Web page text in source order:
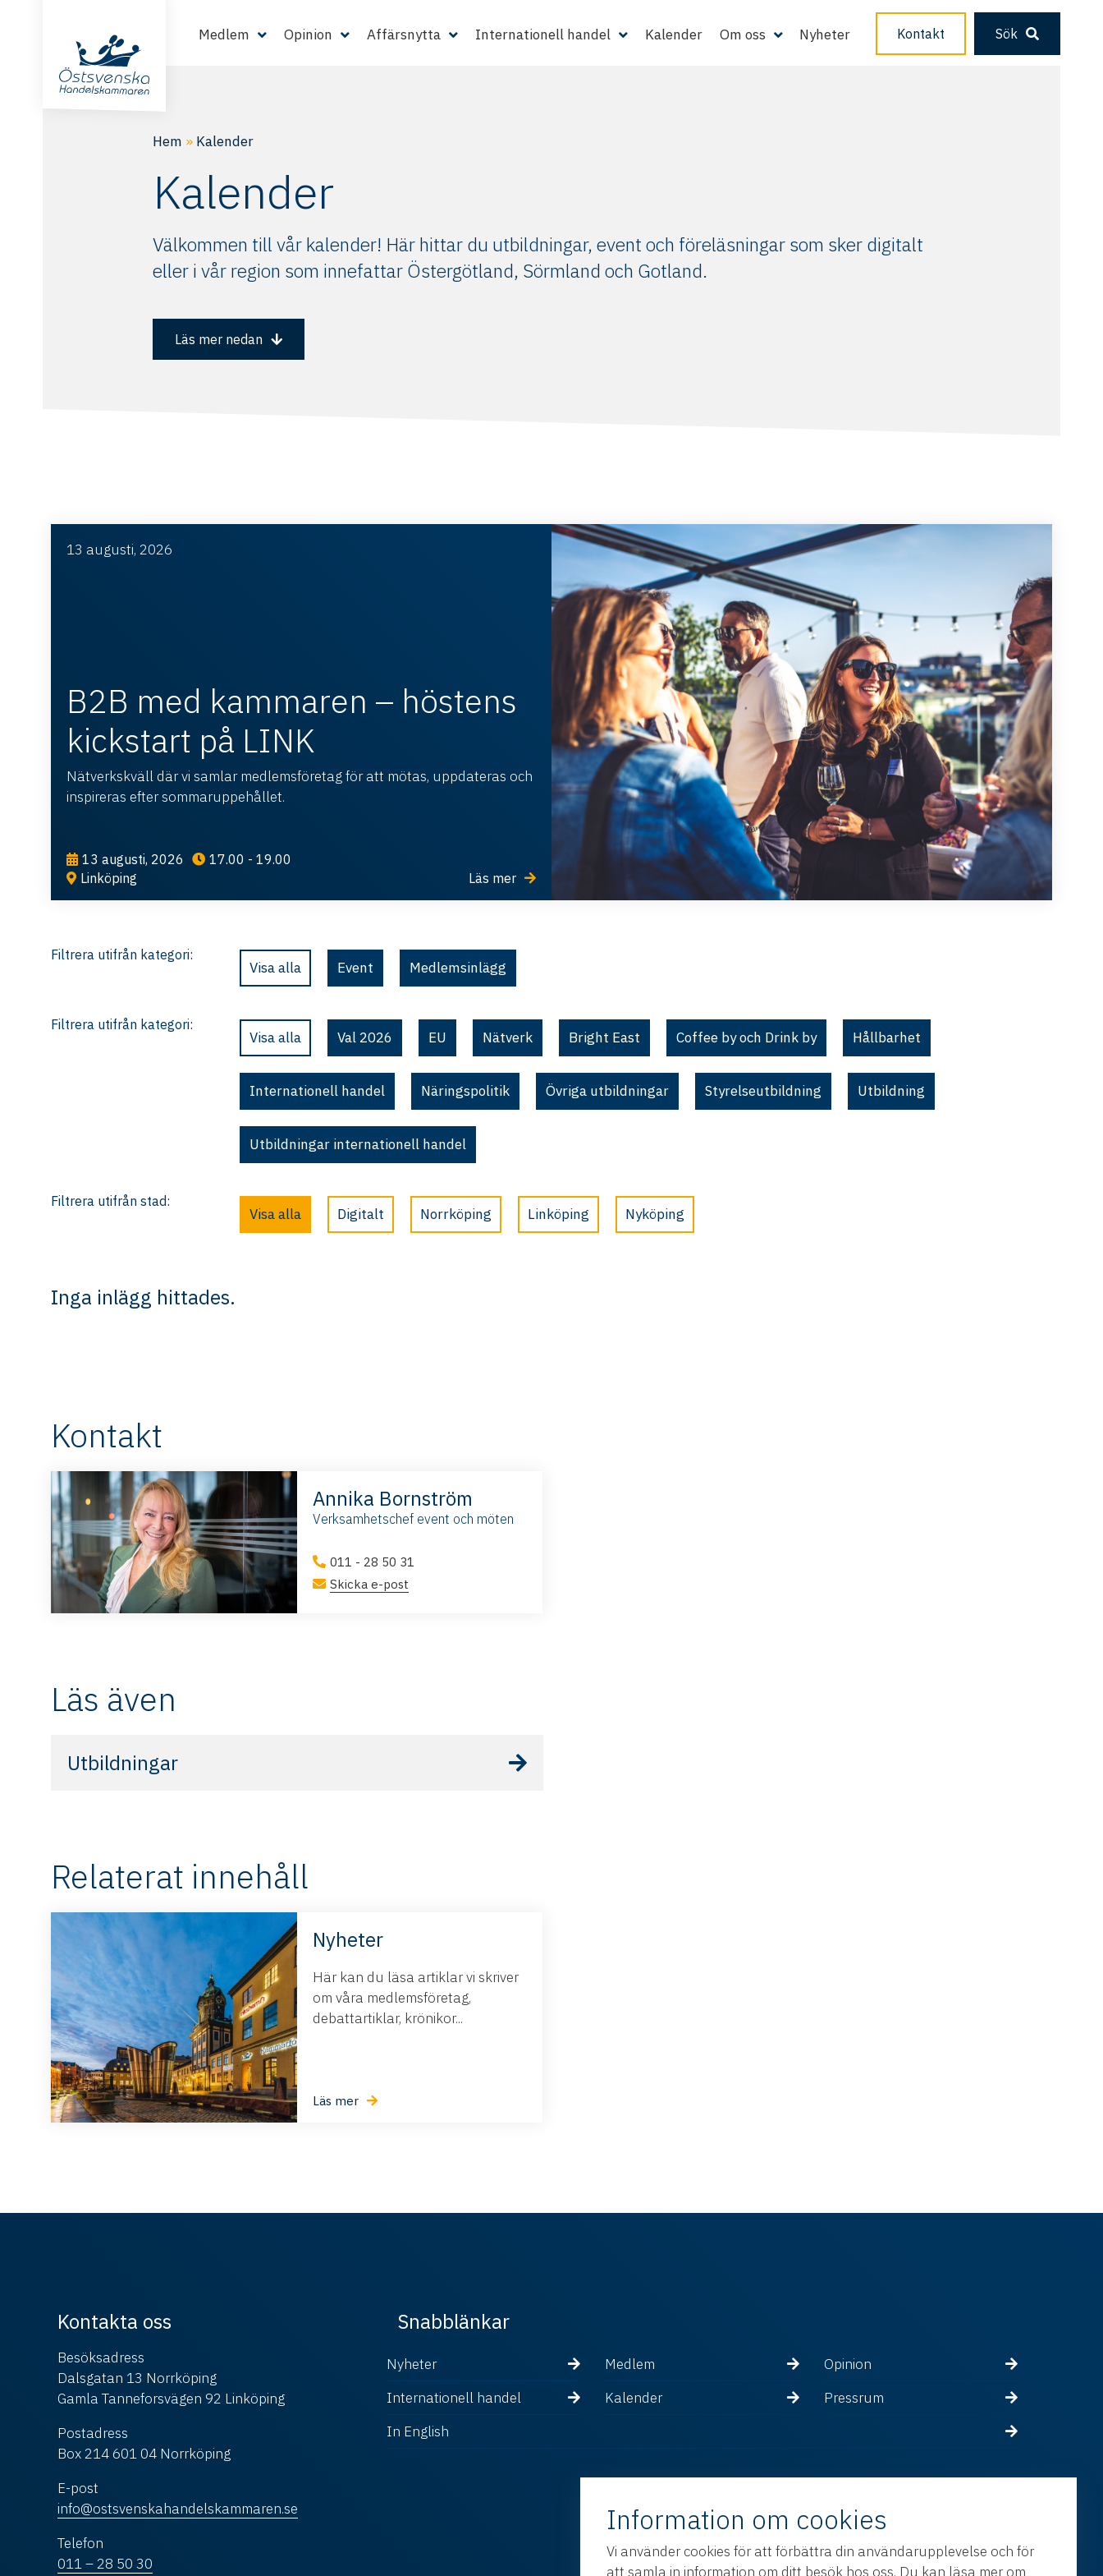
Medlem Opinion Affärsnytta Internationell handel Kalender Om oss Nyheter Kontakt Sök
Hem » Kalender
Kalender
Välkommen till vår kalender! Här hittar du utbildningar, event och föreläsningar som sker digitalt
eller i vår region som innefattar Östergötland, Sörmland och Gotland.
Läs mer nedan
13 augusti, 2026
B2B med kammaren – höstens
kickstart på LINK
Nätverkskväll där vi samlar medlemsföretag för att mötas, uppdateras och
inspireras efter sommaruppehållet.
13 augusti, 2026
17.00 - 19.00
Linköping
Läs mer
Filtrera utifrån kategori:
Visa alla Event Medlemsinlägg
Filtrera utifrån kategori:
Visa alla Val 2026 EU Nätverk Bright East Coffee by och Drink by Hållbarhet
Internationell handel Näringspolitik Övriga utbildningar Styrelseutbildning Utbildning
Utbildningar internationell handel
Filtrera utifrån stad:
Visa alla Digitalt Norrköping Linköping Nyköping
Inga inlägg hittades.
Kontakt
Annika Bornström
Verksamhetschef event och möten
011 - 28 50 31
Skicka e-post
Läs även
Utbildningar
Relaterat innehåll
Nyheter
Här kan du läsa artiklar vi skriver
om våra medlemsföretag,
debattartiklar, krönikor...
Läs mer
Kontakta oss
Besöksadress
Dalsgatan 13 Norrköping
Gamla Tanneforsvägen 92 Linköping
Postadress
Box 214 601 04 Norrköping
E-post
info@ostsvenskahandelskammaren.se
Telefon
011 – 28 50 30
Snabblänkar
Nyheter Medlem
Opinion
Internationell handel
Kalender
Pressrum
In English
Information om cookies
Vi använder cookies för att förbättra din användarupplevelse och för
att samla in information om ditt besök hos oss. Du kan läsa mer om